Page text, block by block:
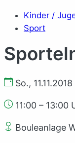
Kinder /
Sport
So., 11.11.2018
11:00 – 13:00
Bouleanlage